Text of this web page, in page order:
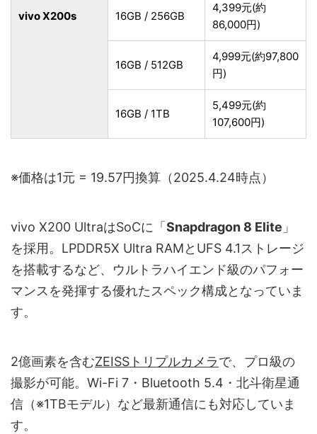
vivo X200s 16GB / 256GB
4,399元(約
86,000円)
16GB / 512GB
4,999元(約97,800
円)
16GB / 1TB
5,499元(約
107,600円)
※価格は1元 = 19.57円換算（2025.4.24時点）
vivo X200 UltraはSoCに「 Snapdragon 8 Elite 」
を採用。LPDDR5X Ultra RAMとUFS 4.1ストレージ
を搭載するなど、ウルトラハイエンド級のパフォー
マンスを発揮する優れたスペック構成となっていま
す。
2億画素を含むZEISSトリプルカメラで、プロ級の
撮影が可能。Wi-Fi 7・Bluetooth 5.4・北斗衛星通
信（※1TBモデル）など最新通信にも対応していま
す。